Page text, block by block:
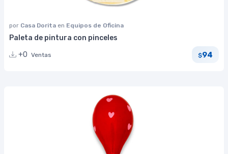
por Casa Dorita en Equipos de Oficina
Paleta de pintura con pinceles
+0 Ventas $94